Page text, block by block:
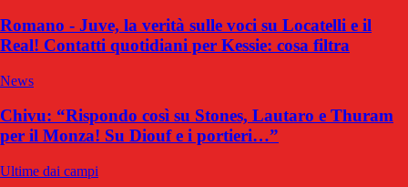
Romano - Juve, la verità sulle voci su Locatelli e il
Real! Contatti quotidiani per Kessie: cosa filtra
News
Chivu: “Rispondo così su Stones, Lautaro e Thuram
per il Monza! Su Diouf e i portieri…”
Ultime dai campi